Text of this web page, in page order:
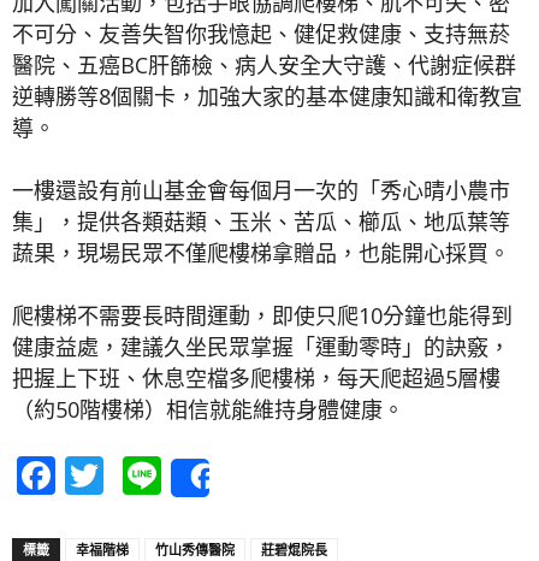
不可分、友善失智你我憶起、健促救健康、支持無菸
醫院、五癌BC肝篩檢、病人安全大守護、代謝症候群
逆轉勝等8個關卡，加強大家的基本健康知識和衛教宣
導。
一樓還設有前山基金會每個月一次的「秀心晴小農市
集」，提供各類菇類、玉米、苦瓜、櫛瓜、地瓜葉等
蔬果，現場民眾不僅爬樓梯拿贈品，也能開心採買。
爬樓梯不需要長時間運動，即使只爬10分鐘也能得到
健康益處，建議久坐民眾掌握「運動零時」的訣竅，
把握上下班、休息空檔多爬樓梯，每天爬超過5層樓
（約50階樓梯）相信就能維持身體健康。
Facebook
Twitter
Line
標籤 幸福階梯 竹山秀傳醫院 莊碧焜院長